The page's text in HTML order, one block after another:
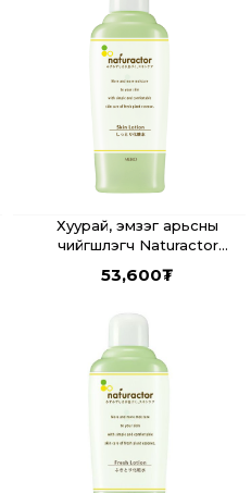
Хуурай, эмзэг арьсны
чийгшүүлэгч Naturactor
53,600₮